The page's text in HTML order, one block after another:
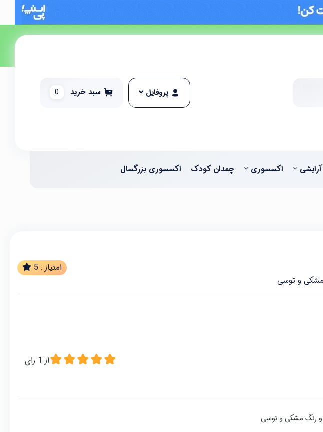
پروفایل سبد خرید 0
آرایشی اکسسوری چمدان کودک اکسسوری بزرگسال
امتیاز : 5
مشکی و توسی
از 1 رای
رنگ مشکی و توسی